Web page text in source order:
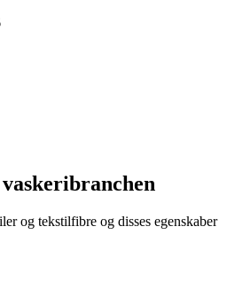
og tekstilfibre og disses egenskaber